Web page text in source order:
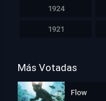
1924
1921
Más Votadas
Flow